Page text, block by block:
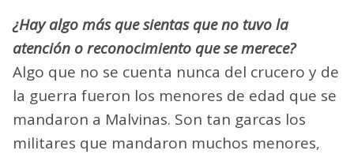
¿Hay algo más que sientas que no tuvo la
atención o reconocimiento que se merece?
Algo que no se cuenta nunca del crucero y de
la guerra fueron los menores de edad que se
mandaron a Malvinas. Son tan garcas los
militares que mandaron muchos menores,